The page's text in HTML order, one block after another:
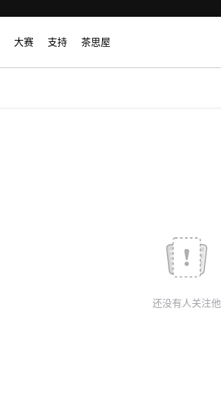
大赛 支持 茶思屋
还没有人关注他